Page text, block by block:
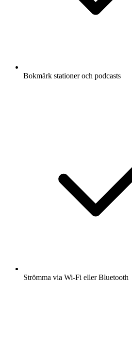
Bokmärk stationer och podcasts
Strömma via Wi-Fi eller Bluetooth